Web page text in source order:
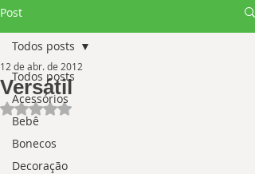
Post
Todos posts
Acessórios
Bebê
Bonecos
Decoração
Todos posts
Versátil
12 de abr. de 2012
Avaliado com NaN de 5 estrelas.